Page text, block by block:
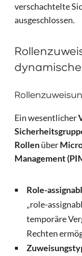
verschachtelte
ausgeschlossen.
Ein wesentlicher
Rollenüber
Management
Role-
„role-
temporäre
Rechten